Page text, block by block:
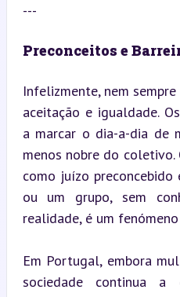
---
Preconceitos e
Infelizmente, nem
aceitação e igualdade.
a marcar o dia-a-dia de
menos nobre do
como juízo
ou um grupo, sem
realidade, é um
Em Portugal, embora
sociedade continua a